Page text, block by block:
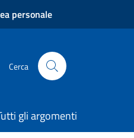
personale
Cerca
gli argomenti